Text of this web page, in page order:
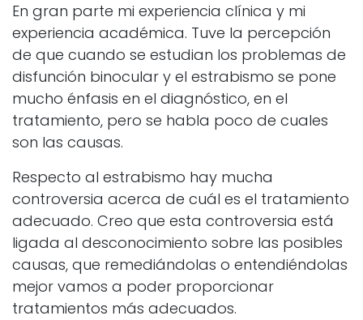
En gran parte mi experiencia clínica y mi
experiencia académica. Tuve la percepción
de que cuando se estudian los problemas de
disfunción binocular y el estrabismo se pone
mucho énfasis en el diagnóstico, en el
tratamiento, pero se habla poco de cuales
son las causas.
Respecto al estrabismo hay mucha
controversia acerca de cuál es el tratamiento
adecuado. Creo que esta controversia está
ligada al desconocimiento sobre las posibles
causas, que remediándolas o entendiéndolas
mejor vamos a poder proporcionar
tratamientos más adecuados.